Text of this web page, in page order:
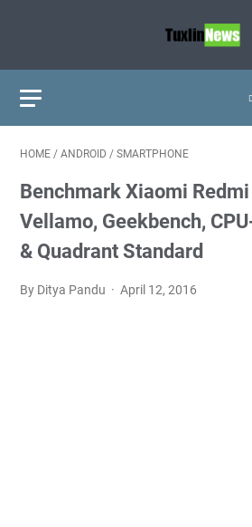
HOME / ANDROID / SMARTPHONE
Benchmark Xiaomi
Vellamo, Geekbench,
& Quadrant Standard
By Ditya Pandu April 12, 2016